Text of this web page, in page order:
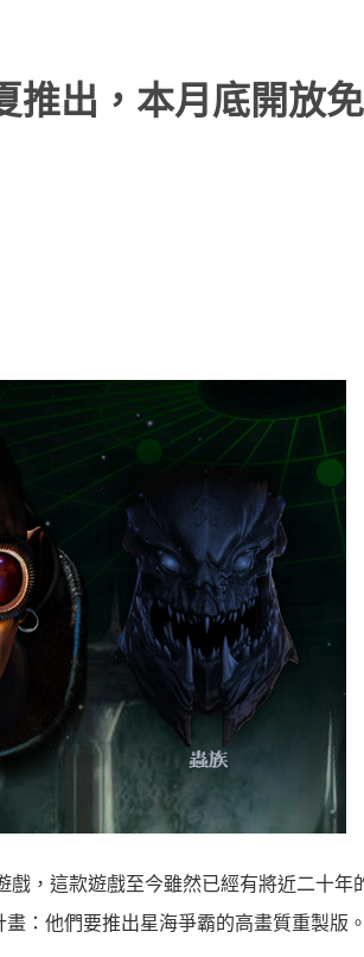
推出，本月底開放
，這款遊戲至今雖然已經有將近二十年
：他們要推出星海爭霸的高畫質重製版。